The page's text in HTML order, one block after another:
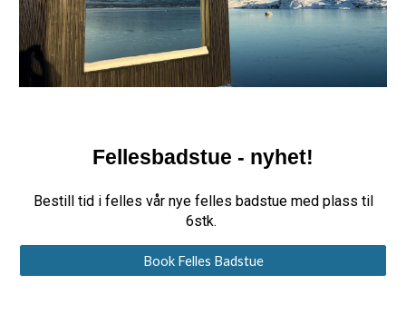
Fellesbadstue - nyhet!
Bestill tid i felles vår nye felles badstue med plass til
6stk.
Book Felles Badstue